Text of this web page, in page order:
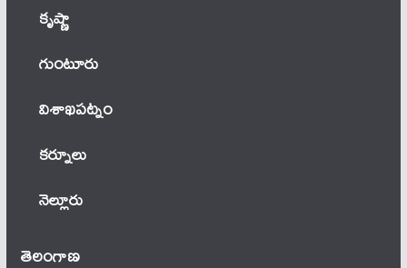
కృష్ణా
గుంటూరు
విశాఖపట్నం
కర్నూలు
నెల్లూరు
తెలంగాణ‌